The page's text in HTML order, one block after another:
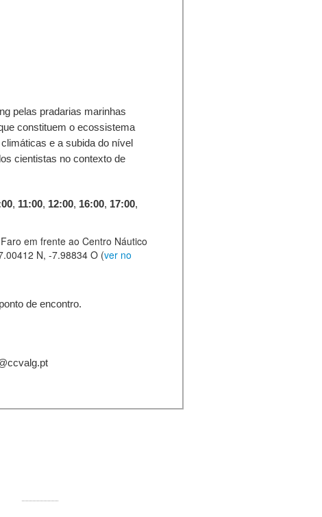
pelas pradarias marinhas
constituem o ecossistema
e a subida do nível
cientistas no contexto de
, 11:00, 12:00, 16:00, 17:00,
em frente ao Centro Náutico
N, -7.98834 O (ver no
de encontro.